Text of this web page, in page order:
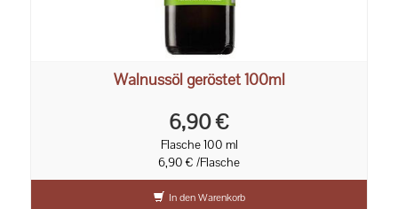
Walnussöl geröstet 100ml
6,90 €
Flasche 100 ml
6,90 € /Flasche
In den Warenkorb